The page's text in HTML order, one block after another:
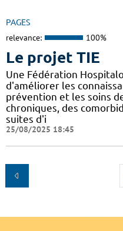
PAGES
relevance: 100%
Le projet TIE
Une Fédération
d'améliorer les
prévention et les soins
chroniques, des
suites d'i
25/08/2025 18:45